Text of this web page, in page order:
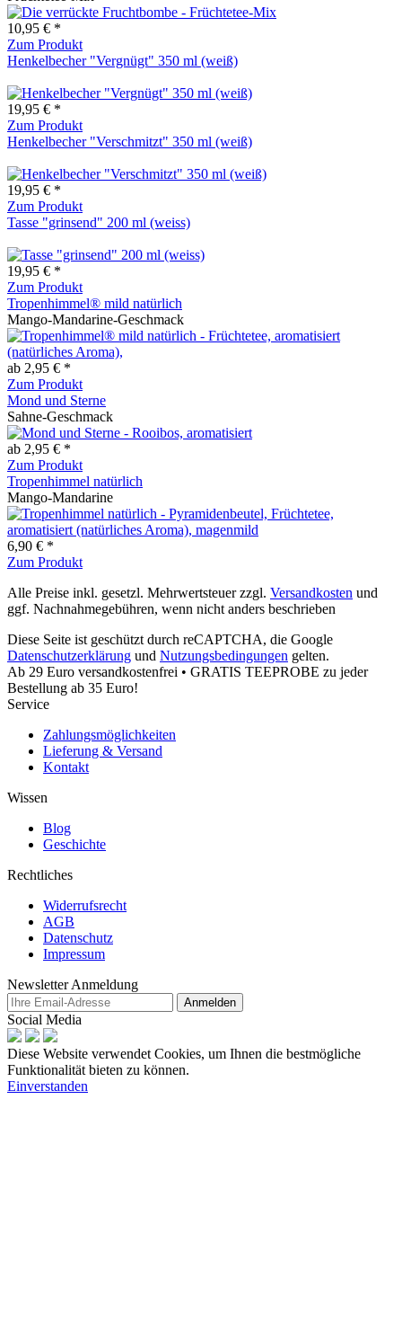
10,95 € *
Zum Produkt
Henkelbecher "Vergnügt" 350 ml (weiß)
19,95 € *
Zum Produkt
Henkelbecher "Verschmitzt" 350 ml (weiß)
19,95 € *
Zum Produkt
Tasse "grinsend" 200 ml (weiss)
19,95 € *
Zum Produkt
Tropenhimmel® mild natürlich
Mango-Mandarine-Geschmack
ab 2,95 € *
Zum Produkt
Mond und Sterne
Sahne-Geschmack
ab 2,95 € *
Zum Produkt
Tropenhimmel natürlich
Mango-Mandarine
6,90 € *
Zum Produkt
Alle Preise inkl. gesetzl. Mehrwertsteuer zzgl. Versandkosten und
ggf. Nachnahmegebühren, wenn nicht anders beschrieben
Diese Seite ist geschützt durch reCAPTCHA, die Google
Datenschutzerklärung und Nutzungsbedingungen gelten.
Ab 29 Euro versandkostenfrei • GRATIS TEEPROBE zu jeder
Bestellung ab 35 Euro!
Service
Zahlungsmöglichkeiten
Lieferung & Versand
Kontakt
Wissen
Blog
Geschichte
Rechtliches
Widerrufsrecht
AGB
Datenschutz
Impressum
Newsletter Anmeldung
Anmelden
Social Media
Diese Website verwendet Cookies, um Ihnen die bestmögliche
Funktionalität bieten zu können.
Einverstanden